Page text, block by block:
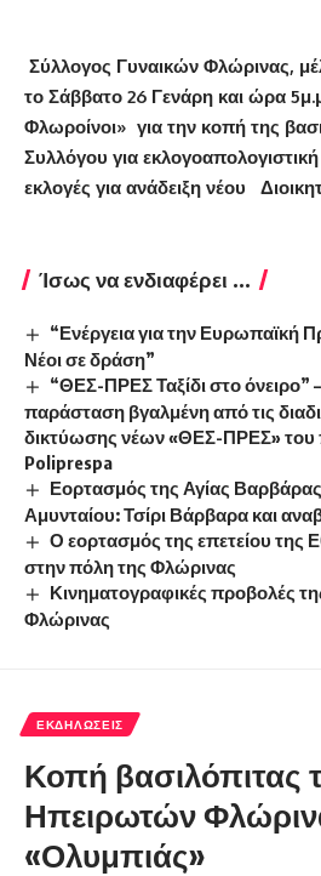
Σύλλογος Γυναικών Φλώρινας,
το Σάββατο 26 Γενάρη και ώρα
Φλωροίνοι» για την κοπή της
Συλλόγου για
εκλογές για ανάδειξη νέου
Ίσως να ενδιαφέρει ...
“Ενέργεια για την Ευρωπαϊκή
Νέοι σε δράση”
“ΘΕΣ-ΠΡΕΣ Ταξίδι στο όνειρο”
παράσταση βγαλμένη από τις
δικτύωσης νέων «ΘΕΣ-ΠΡΕΣ» του
Poliprespa
Εορτασμός της Αγίας
Αμυνταίου: Τσίρι Βάρβαρα και
Ο εορτασμός της επετείου της
στην πόλη της Φλώρινας
Κινηματογραφικές προβολές
Φλώρινας
ΕΚΔΗΛΏΣΕΙΣ
Κοπή βασιλόπιτας
Ηπειρωτών
«Ολυμπιάς»